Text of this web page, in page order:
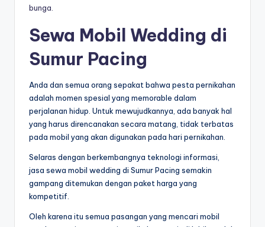
bunga.
Sewa Mobil Wedding di
Sumur Pacing
Anda dan semua orang sepakat bahwa pesta pernikahan
adalah momen spesial yang memorable dalam
perjalanan hidup. Untuk mewujudkannya, ada banyak hal
yang harus direncanakan secara matang, tidak terbatas
pada mobil yang akan digunakan pada hari pernikahan.
Selaras dengan berkembangnya teknologi informasi,
jasa sewa mobil wedding di Sumur Pacing semakin
gampang ditemukan dengan paket harga yang
kompetitif.
Oleh karena itu semua pasangan yang mencari mobil